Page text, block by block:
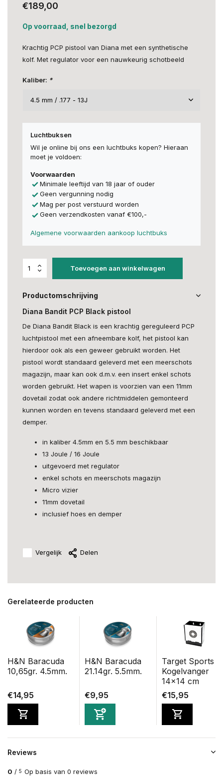
€189,00
Op voorraad, snel bezorgd
Krachtig PCP pistool van Diana met een synthetische
kolf. Met regulator voor een nauwkeurig schotbeeld
Kaliber: *
Luchtbuksen
Wil je online bij ons een luchtbuks kopen? Hieraan
moet je voldoen:
Voorwaarden
Minimale leeftijd van 18 jaar of ouder
Geen vergunning nodig
Mag per post verstuurd worden
Geen verzendkosten vanaf €100,-
Algemene voorwaarden aankoop luchtbuks
Toevoegen aan winkelwagen
Productomschrijving
Diana Bandit PCP Black pistool
De Diana Bandit Black is een krachtig gereguleerd PCP
luchtpistool met een afneembare kolf, het pistool kan
hierdoor ook als een geweer gebruikt worden. Het
pistool wordt standaard geleverd met een meerschots
magazijn, maar kan ook d.m.v. een insert enkel schots
worden gebruikt. Het wapen is voorzien van een 11mm
dovetail zodat ook andere richtmiddelen gemonteerd
kunnen worden en tevens standaard geleverd met een
demper.
in kaliber 4.5mm en 5.5 mm beschikbaar
13 Joule / 16 Joule
uitgevoerd met regulator
enkel schots en meerschots magazijn
Micro vizier
11mm dovetail
inclusief hoes en demper
Vergelijk Delen
Gerelateerde producten
H&N Baracuda
10,65gr. 4.5mm.
€14,95
H&N Baracuda
21.14gr. 5.5mm.
€9,95
Target Sports
Kogelvanger
14x14 cm
€15,95
Reviews
0 / 5 Op basis van 0 reviews